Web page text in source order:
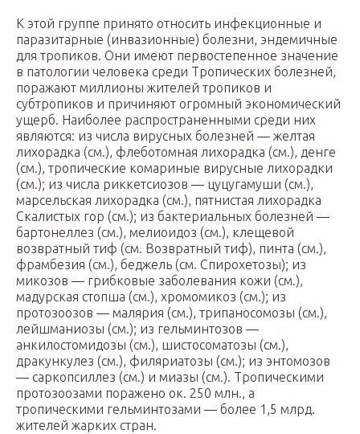
К этой группе принято относить инфекционные и
паразитарные (инвазионные) болезни, эндемичные
для тропиков. Они имеют первостепенное значение
в патологии человека среди Тропических болезней,
поражают миллионы жителей тропиков и
субтропиков и причиняют огромный экономический
ущерб. Наиболее распространенными среди них
являются: из числа вирусных болезней — желтая
лихорадка (см.), флеботомная лихорадка (см.), денге
(см.), тропические комариные вирусные лихорадки
(см.); из числа риккетсиозов — цуцугамуши (см.),
марсельская лихорадка (см.), пятнистая лихорадка
Скалистых гор (см.); из бактериальных болезней —
бартонеллез (см.), мелиоидоз (см.), клещевой
возвратный тиф (см. Возвратный тиф), пинта (см.),
фрамбезия (см.), беджель (см. Спирохетозы); из
микозов — грибковые заболевания кожи (см.),
мадурская стопша (см.), хромомикоз (см.); из
протозоозов — малярия (см.), трипаносомозы (см.),
лейшманиозы (см.); из гельминтозов —
анкилостомидозы (см.), шистосоматозы (см.),
дракункулез (см.), филяриатозы (см.); из энтомозов
— саркопсиллез (см.) и миазы (см.). Тропическими
протозоозами поражено ок. 250 млн., а
тропическими гельминтозами — более 1,5 млрд.
жителей жарких стран.